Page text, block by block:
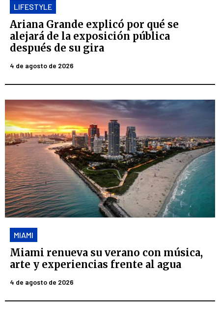
LIFESTYLE
Ariana Grande explicó por qué se
alejará de la exposición pública
después de su gira
4 de agosto de 2026
MIAMI
Miami renueva su verano con música,
arte y experiencias frente al agua
4 de agosto de 2026